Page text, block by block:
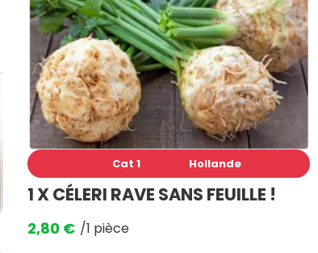
Cat 1 Hollande
1 X CÉLERI RAVE SANS FEUILLE !
2,80 € /1 pièce